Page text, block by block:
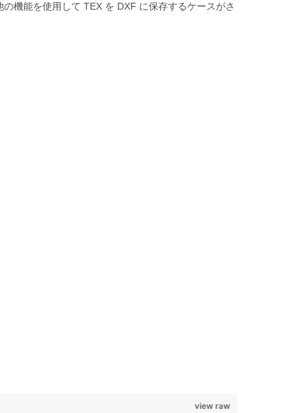
機能を使用して TEX を DXF に保存するケースがさ
view raw